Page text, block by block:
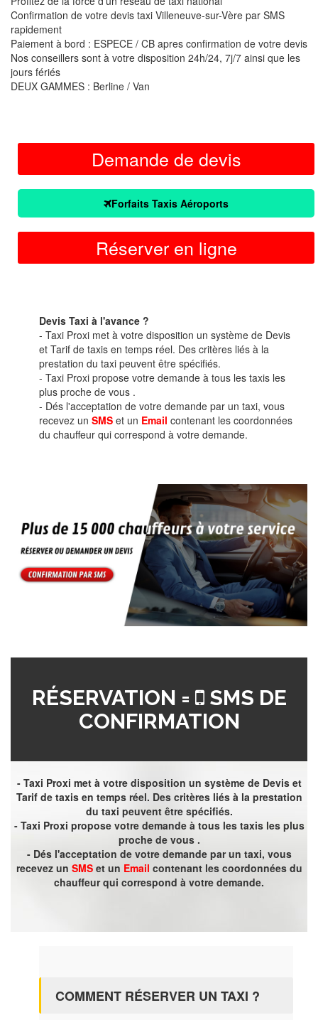
Confirmation de votre devis taxi Villeneuve-sur-Vère par SMS
rapidement
Paiement à bord : ESPECE / CB apres confirmation de votre devis
Nos conseillers sont à votre disposition 24h/24, 7j/7 ainsi que les
jours fériés
DEUX GAMMES : Berline / Van
Demande de devis
Forfaits Taxis Aéroports
Réserver en ligne
Devis Taxi à l'avance ?
- Taxi Proxi met à votre disposition un système de Devis
et Tarif de taxis en temps réel. Des critères liés à la
prestation du taxi peuvent être spécifiés.
- Taxi Proxi propose votre demande à tous les taxis les
plus proche de vous .
- Dés l'acceptation de votre demande par un taxi, vous
recevez un SMS et un Email contenant les coordonnées
du chauffeur qui correspond à votre demande.
RÉSERVATION =
SMS DE
CONFIRMATION
- Taxi Proxi met à votre disposition un système de Devis et
Tarif de taxis en temps réel. Des critères liés à la prestation
du taxi peuvent être spécifiés.
- Taxi Proxi propose votre demande à tous les taxis les plus
proche de vous .
- Dés l'acceptation de votre demande par un taxi, vous
recevez un SMSet un Email contenant les coordonnées du
chauffeur qui correspond à votre demande.
COMMENT RÉSERVER UN TAXI ?